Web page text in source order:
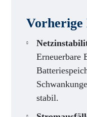
Vorherige
Erneuerbare
stabil.